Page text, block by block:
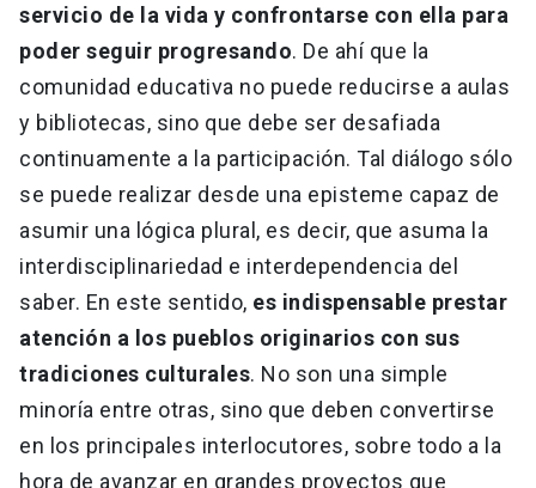
servicio de la vida y confrontarse con ella para
poder seguir progresando. De ahí que la
comunidad educativa no puede reducirse a aulas
y bibliotecas, sino que debe ser desafiada
continuamente a la participación. Tal diálogo sólo
se puede realizar desde una episteme capaz de
asumir una lógica plural, es decir, que asuma la
interdisciplinariedad e interdependencia del
saber. En este sentido, es indispensable prestar
atención a los pueblos originarios con sus
tradiciones culturales. No son una simple
minoría entre otras, sino que deben convertirse
en los principales interlocutores, sobre todo a la
hora de avanzar en grandes proyectos que